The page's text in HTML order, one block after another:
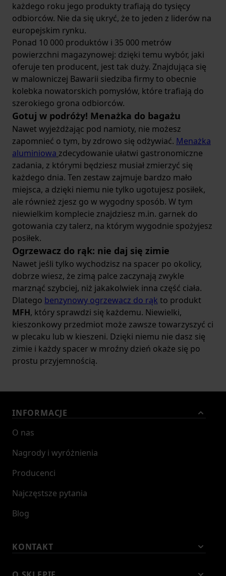
każdego roku jego produkty trafiają do tysięcy
odbiorców. Nie da się ukryć, że to jeden z liderów na
europejskim rynku.
Ponad 10 000 produktów i 35 000 metrów
powierzchni magazynowej: dzięki temu wybór, jaki
oferuje ten producent, jest tak duży. Znajdująca się
w malowniczej Bawarii siedziba firmy to obecnie
kolebka nowatorskich pomysłów, które trafiają do
szerokiego grona odbiorców.
Gotuj w podróży! Menażka do bagażu
Nawet wyjeżdżając pod namioty, nie możesz
zapomnieć o tym, by zdrowo się odżywiać. Menażka
aluminiowa zdecydowanie ułatwi gastronomiczne
zadania, z którymi będziesz musiał zmierzyć się
każdego dnia. Ten zestaw zajmuje bardzo mało
miejsca, a dzięki niemu nie tylko ugotujesz posiłek,
ale również zjesz go w wygodny sposób. W tym
niewielkim komplecie znajdziesz m.in. garnek do
gotowania czy talerz, na którym wygodnie spożyjesz
posiłek.
Ogrzewacz do rąk: nie daj się zimie
Nawet jeśli tylko wychodzisz na spacer po okolicy,
dobrze wiesz, że zimą palce zaczynają zwykle
marznąć szybciej, niż jakakolwiek inna część ciała.
Dlatego benzynowy ogrzewacz do rąk to produkt
MFH, który sprawdzi się każdemu. Niewielki,
kieszonkowy przedmiot może zawsze towarzyszyć ci
w plecaku lub w kieszeni. Dzięki niemu nie dasz się
zimie i każdy spacer w mroźny dzień okaże się po
prostu przyjemnością.
INFORMACJE
O nas
Nagrody i wyróżnienia
Producenci
Najczęstsze pytania
Blog
KONTAKT